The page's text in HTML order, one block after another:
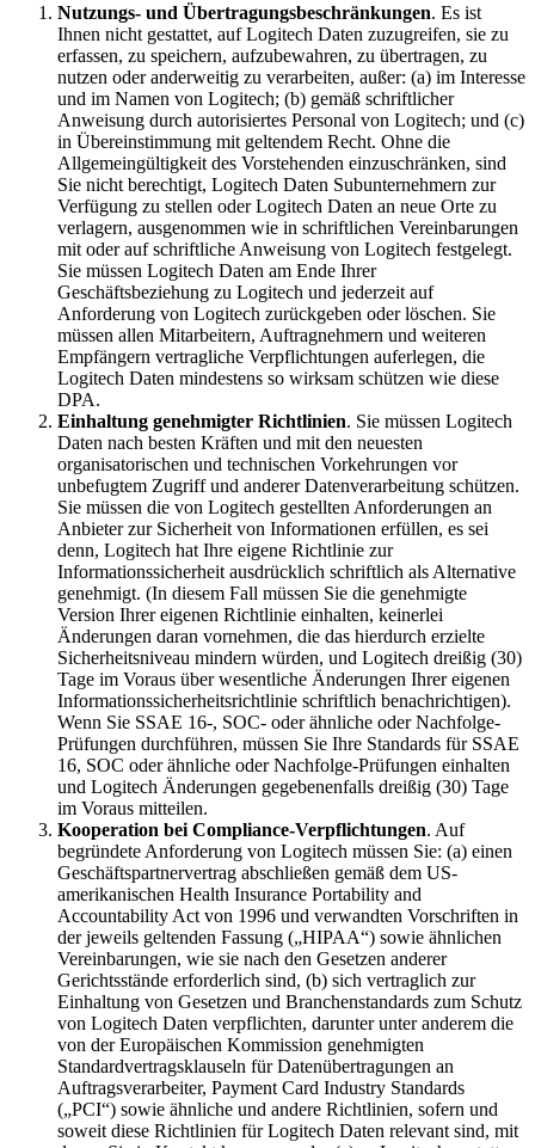
Nutzungs- und Übertragungsbeschränkungen. Es ist
Ihnen nicht gestattet, auf Logitech Daten zuzugreifen, sie zu
erfassen, zu speichern, aufzubewahren, zu übertragen, zu
nutzen oder anderweitig zu verarbeiten, außer: (a) im Interesse
und im Namen von Logitech; (b) gemäß schriftlicher
Anweisung durch autorisiertes Personal von Logitech; und (c)
in Übereinstimmung mit geltendem Recht. Ohne die
Allgemeingültigkeit des Vorstehenden einzuschränken, sind
Sie nicht berechtigt, Logitech Daten Subunternehmern zur
Verfügung zu stellen oder Logitech Daten an neue Orte zu
verlagern, ausgenommen wie in schriftlichen Vereinbarungen
mit oder auf schriftliche Anweisung von Logitech festgelegt.
Sie müssen Logitech Daten am Ende Ihrer
Geschäftsbeziehung zu Logitech und jederzeit auf
Anforderung von Logitech zurückgeben oder löschen. Sie
müssen allen Mitarbeitern, Auftragnehmern und weiteren
Empfängern vertragliche Verpflichtungen auferlegen, die
Logitech Daten mindestens so wirksam schützen wie diese
DPA.
Einhaltung genehmigter Richtlinien. Sie müssen Logitech
Daten nach besten Kräften und mit den neuesten
organisatorischen und technischen Vorkehrungen vor
unbefugtem Zugriff und anderer Datenverarbeitung schützen.
Sie müssen die von Logitech gestellten Anforderungen an
Anbieter zur Sicherheit von Informationen erfüllen, es sei
denn, Logitech hat Ihre eigene Richtlinie zur
Informationssicherheit ausdrücklich schriftlich als Alternative
genehmigt. (In diesem Fall müssen Sie die genehmigte
Version Ihrer eigenen Richtlinie einhalten, keinerlei
Änderungen daran vornehmen, die das hierdurch erzielte
Sicherheitsniveau mindern würden, und Logitech dreißig (30)
Tage im Voraus über wesentliche Änderungen Ihrer eigenen
Informationssicherheitsrichtlinie schriftlich benachrichtigen).
Wenn Sie SSAE 16-, SOC- oder ähnliche oder Nachfolge-
Prüfungen durchführen, müssen Sie Ihre Standards für SSAE
16, SOC oder ähnliche oder Nachfolge-Prüfungen einhalten
und Logitech Änderungen gegebenenfalls dreißig (30) Tage
im Voraus mitteilen.
Kooperation bei Compliance-Verpflichtungen. Auf
begründete Anforderung von Logitech müssen Sie: (a) einen
Geschäftspartnervertrag abschließen gemäß dem US-
amerikanischen Health Insurance Portability and
Accountability Act von 1996 und verwandten Vorschriften in
der jeweils geltenden Fassung („HIPAA“) sowie ähnlichen
Vereinbarungen, wie sie nach den Gesetzen anderer
Gerichtsstände erforderlich sind, (b) sich vertraglich zur
Einhaltung von Gesetzen und Branchenstandards zum Schutz
von Logitech Daten verpflichten, darunter unter anderem die
von der Europäischen Kommission genehmigten
Standardvertragsklauseln für Datenübertragungen an
Auftragsverarbeiter, Payment Card Industry Standards
(„PCI“) sowie ähnliche und andere Richtlinien, sofern und
soweit diese Richtlinien für Logitech Daten relevant sind, mit